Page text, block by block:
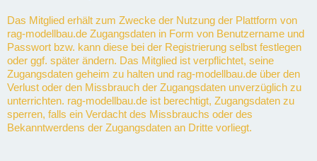
Das Mitglied erhält zum Zwecke der Nutzung der Plattform von
rag-modellbau.de Zugangsdaten in Form von Benutzername und
Passwort bzw. kann diese bei der Registrierung selbst festlegen
oder ggf. später ändern. Das Mitglied ist verpflichtet, seine
Zugangsdaten geheim zu halten und rag-modellbau.de über den
Verlust oder den Missbrauch der Zugangsdaten unverzüglich zu
unterrichten. rag-modellbau.de ist berechtigt, Zugangsdaten zu
sperren, falls ein Verdacht des Missbrauchs oder des
Bekanntwerdens der Zugangsdaten an Dritte vorliegt.